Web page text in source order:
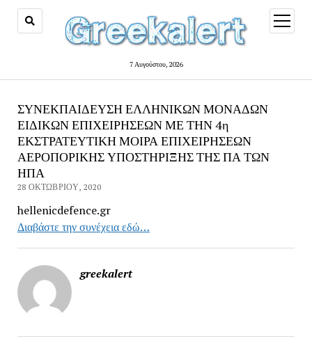
7 Αυγούστου, 2026
open
menu
ΣΥΝΕΚΠΑΙΔΕΥΣΗ ΕΛΛΗΝΙΚΩΝ ΜΟΝΑΔΩΝ
ΕΙΔΙΚΩΝ ΕΠΙΧΕΙΡΗΣΕΩΝ ΜΕ ΤΗΝ 4η
ΕΚΣΤΡΑΤΕΥΤΙΚΗ ΜΟΙΡΑ ΕΠΙΧΕΙΡΗΣΕΩΝ
ΑΕΡΟΠΟΡΙΚΗΣ ΥΠΟΣΤΗΡΙΞΗΣ ΤΗΣ ΠΑ ΤΩΝ
ΗΠΑ
28 ΟΚΤΩΒΡΊΟΥ, 2020
hellenicdefence.gr
Διαβάστε την συνέχεια εδώ…
greekalert